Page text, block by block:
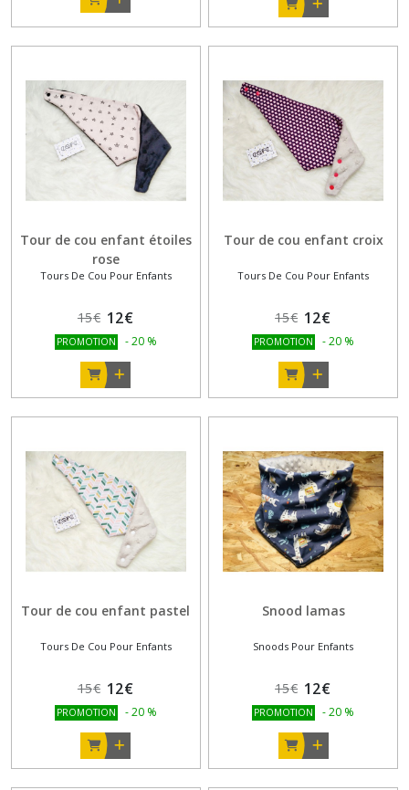
Tour de cou enfant étoiles
rose
Tours De Cou Pour Enfants
15€ 12€
PROMOTION -20 %
Tour de cou enfant croix
Tours De Cou Pour Enfants
15€ 12€
PROMOTION -20 %
Tour de cou enfant pastel
Tours De Cou Pour Enfants
15€ 12€
PROMOTION -20 %
Snood lamas
Snoods Pour Enfants
15€ 12€
PROMOTION -20 %